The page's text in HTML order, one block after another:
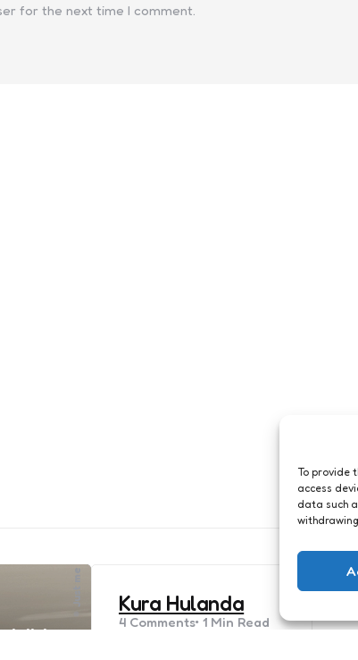
To provide
access
data such
for the next time I comment.
Kura Hulanda
4 Comments 1 Min Read